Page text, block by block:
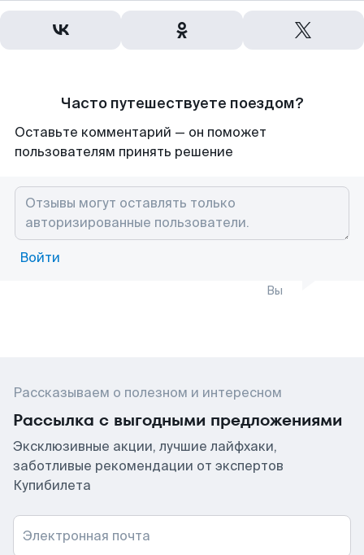
Часто путешествуете поездом?
Оставьте комментарий — он поможет
пользователям принять решение
Войти
Вы
Рассказываем о полезном и интересном
Рассылка с выгодными предложениями
Эксклюзивные акции, лучшие лайфхаки,
заботливые рекомендации от экспертов
Купибилета
Электронная почта